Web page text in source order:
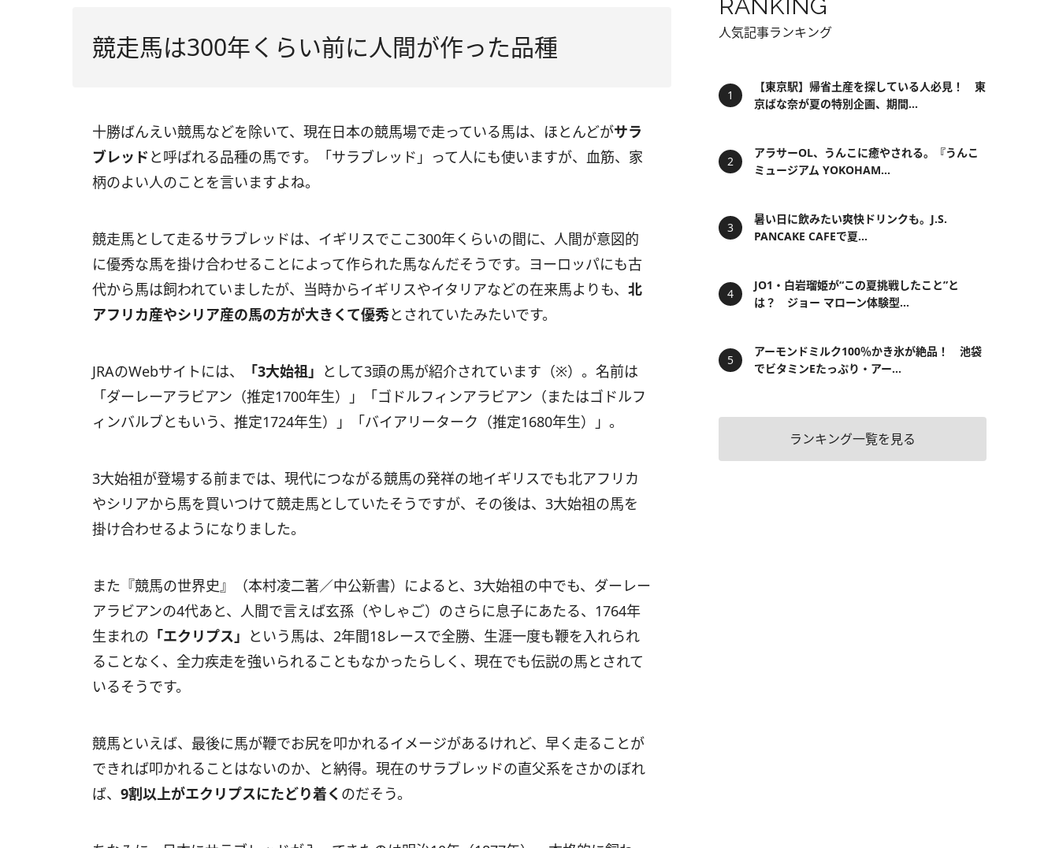
競走馬は300年くらい前に人間が作った品種
十勝ばんえい競馬などを除いて、現在日本の競馬場で走っている馬は、ほとんどがサラ
ブレッド と呼ばれる品種の馬です。「サラブレッド」って人にも使いますが、血筋、家
柄のよい人のことを言いますよね。
競走馬として走るサラブレッドは、イギリスでここ300年くらいの間に、人間が意図的
に優秀な馬を掛け合わせることによって作られた馬なんだそうです。ヨーロッパにも古
代から馬は飼われていましたが、当時からイギリスやイタリアなどの在来馬よりも、 北
アフリカ産やシリア産の馬の方が大きくて優秀とされていたみたいです。
JRAのWebサイトには、 「3大始祖」 として3頭の馬が紹介されています（※）。名前は
「ダーレーアラビアン（推定1700年生）」「ゴドルフィンアラビアン（またはゴドルフ
ィンバルブともいう、推定1724年生）」「バイアリーターク（推定1680年生）」。
3大始祖が登場する前までは、現代につながる競馬の発祥の地イギリスでも北アフリカ
やシリアから馬を買いつけて競走馬としていたそうですが、その後は、3大始祖の馬を
掛け合わせるようになりました。
また『競馬の世界史』（本村凌二著／中公新書）によると、3大始祖の中でも、ダーレー
アラビアンの4代あと、人間で言えば玄孫（やしゃご）のさらに息子にあたる、1764年
生まれの 「エクリプス」 という馬は、2年間18レースで全勝、生涯一度も鞭を入れられ
ることなく、全力疾走を強いられることもなかったらしく、現在でも伝説の馬とされて
いるそうです。
競馬といえば、最後に馬が鞭でお尻を叩かれるイメージがあるけれど、早く走ることが
できれば叩かれることはないのか、と納得。現在のサラブレッドの直父系をさかのぼれ
ば、 9割以上がエクリプスにたどり着く のだそう。
RANKING
人気記事ランキング
【東京駅】帰省土産を探している人必見！ 東
京ばな奈が夏の特別企画、期間...
アラサーOL、うんこに癒やされる。『うんこ
ミュージアム YOKOHAM...
暑い日に飲みたい爽快ドリンクも。J.S.
PANCAKE CAFEで夏...
JO1・白岩瑠姫が“この夏挑戦したこと”と
は？ ジョー マローン体験型...
アーモンドミルク100％かき氷が絶品！ 池袋
でビタミンEたっぷり・アー...
ランキング一覧を見る